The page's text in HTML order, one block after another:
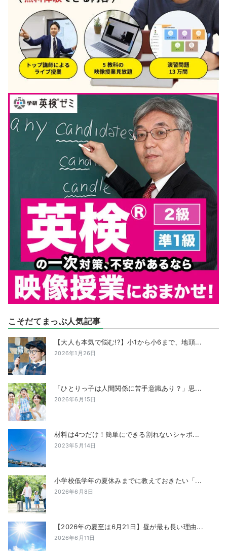
こそだてまっぷ人気記事
【大人も本気で悩む!?】小1から小6まで、地頭...
2026年1月26日
「ひとりっ子は人間関係に苦手意識あり？」思...
2026年6月15日
材料は4つだけ！簡単にできる割れないシャボ...
2023年5月14日
小学校低学年の夏休みまでに教えておきたい「...
2026年6月8日
【2026年の夏至は6月21日】昼が最も長い理由...
2026年6月11日